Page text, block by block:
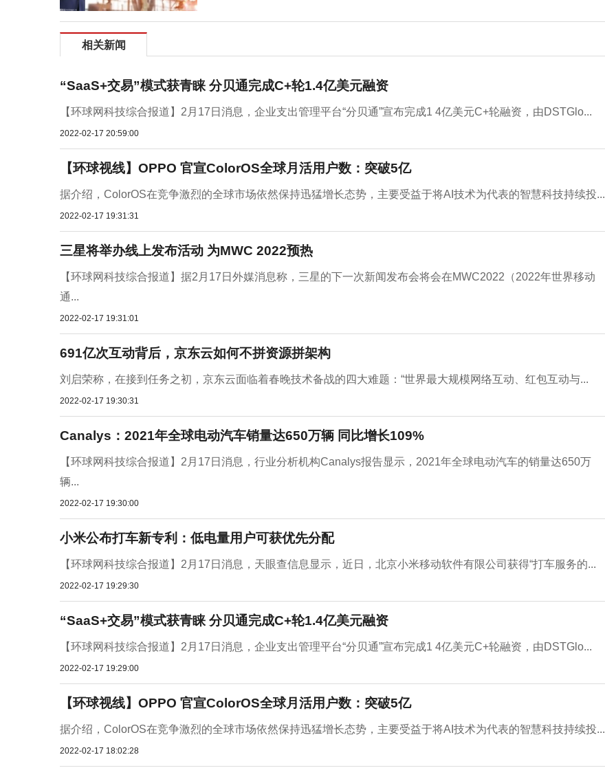
相关新闻
“SaaS+交易”模式获青睐 分贝通完成C+轮1.4亿美元融资
【环球网科技综合报道】2月17日消息，企业支出管理平台“分贝通”宣布完成1 4亿美元C+轮融资，由DSTGlo...
2022-02-17 20:59:00
【环球视线】OPPO 官宣ColorOS全球月活用户数：突破5亿
据介绍，ColorOS在竞争激烈的全球市场依然保持迅猛增长态势，主要受益于将AI技术为代表的智慧科技持续投...
2022-02-17 19:31:31
三星将举办线上发布活动 为MWC 2022预热
【环球网科技综合报道】据2月17日外媒消息称，三星的下一次新闻发布会将会在MWC2022（2022年世界移动
通...
2022-02-17 19:31:01
691亿次互动背后，京东云如何不拼资源拼架构
刘启荣称，在接到任务之初，京东云面临着春晚技术备战的四大难题：“世界最大规模网络互动、红包互动与...
2022-02-17 19:30:31
Canalys：2021年全球电动汽车销量达650万辆 同比增长109%
【环球网科技综合报道】2月17日消息，行业分析机构Canalys报告显示，2021年全球电动汽车的销量达650万
辆...
2022-02-17 19:30:00
小米公布打车新专利：低电量用户可获优先分配
【环球网科技综合报道】2月17日消息，天眼查信息显示，近日，北京小米移动软件有限公司获得“打车服务的...
2022-02-17 19:29:30
“SaaS+交易”模式获青睐 分贝通完成C+轮1.4亿美元融资
【环球网科技综合报道】2月17日消息，企业支出管理平台“分贝通”宣布完成1 4亿美元C+轮融资，由DSTGlo...
2022-02-17 19:29:00
【环球视线】OPPO 官宣ColorOS全球月活用户数：突破5亿
据介绍，ColorOS在竞争激烈的全球市场依然保持迅猛增长态势，主要受益于将AI技术为代表的智慧科技持续投...
2022-02-17 18:02:28